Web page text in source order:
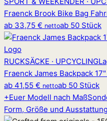
Fraenck Brook Bike Bag
ab 33,75 € nettoab 50 Stück
RUCKSÄCKE · UPCYCLING
Fraenck James Backpack
ab 41,55 € nettoab 50 Stück
+Euer Modell nach Maß
Form, Größe und